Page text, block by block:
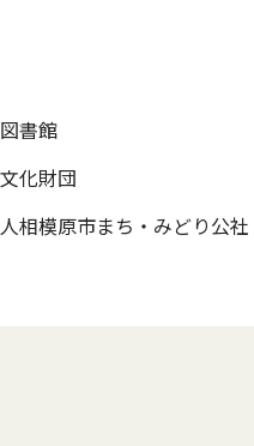
書館
化財団
相模原市まち・みどり公社